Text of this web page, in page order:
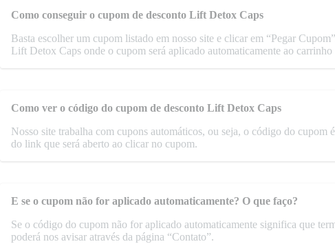
Como conseguir o cupom de desconto Lift Detox Caps
Basta escolher um cupom listado em nosso site e clicar em “Pegar
Lift Detox Caps onde o cupom será aplicado automaticamente ao carrinho
Como ver o código do cupom de desconto Lift Detox Caps
Nosso site trabalha com cupons automáticos, ou seja, o código do cupom
do link que será aberto ao clicar no cupom.
E se o cupom não for aplicado automaticamente? O que faço?
Se o código do cupom não for aplicado automaticamente significa que
poderá nos avisar através da página “Contato”.